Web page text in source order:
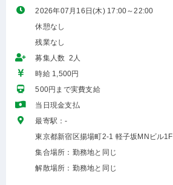
2026年07月16日(木) 17:00～22:00
休憩なし
残業なし
募集人数 2人
時給 1,500円
500円まで実費支給
当日現金支払
最寄駅：-
東京都新宿区揚場町2-1 軽子坂MNビル1F
集合場所：勤務地と同じ
解散場所：勤務地と同じ